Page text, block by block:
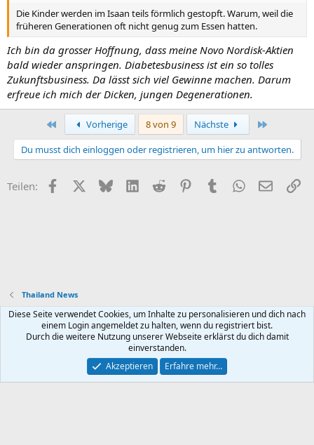
Die Kinder werden im Isaan teils förmlich gestopft. Warum, weil die
früheren Generationen oft nicht genug zum Essen hatten.
Ich bin da grosser Hoffnung, dass meine Novo Nordisk-Aktien
bald wieder anspringen. Diabetesbusiness ist ein so tolles
Zukunftsbusiness. Da lässt sich viel Gewinne machen. Darum
erfreue ich mich der Dicken, jungen Degenerationen.
Erste Vorherige 8 von 9 Nächste
Du musst dich einloggen oder registrieren, um hier zu antworten.
Teilen: FacebookX (Twitter)
BlueskyLinkedIn
Reddit PinterestTumblr WhatsApp
E-Mail
Thailand News
Default style
Deutsch (Du)
Datenschutz Hilfe und Impressum
Community platform by XenForo® © 2010-2026 XenForo Ltd.
Diese Seite verwendet Cookies, um Inhalte zu personalisieren und dich nach
einem Login angemeldet zu halten, wenn du registriert bist.
Durch die weitere Nutzung unserer Webseite erklärst du dich damit
einverstanden.
Akzeptieren
Erfahre mehr…